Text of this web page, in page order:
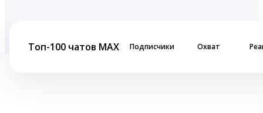
Топ-100 чатов MAX Подписчики Охват